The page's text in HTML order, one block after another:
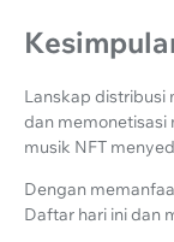
Lanskap distribusi
dan memonetisasi
musik NFT
Dengan
Daftar hari ini dan